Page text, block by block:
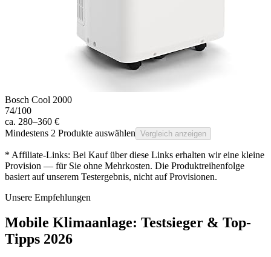
Bosch Cool 2000
74/100
ca. 280–360 €
Mindestens 2 Produkte auswählen Vergleich anzeigen
* Affiliate-Links: Bei Kauf über diese Links erhalten wir eine kleine
Provision — für Sie ohne Mehrkosten. Die Produktreihenfolge
basiert auf unserem Testergebnis, nicht auf Provisionen.
Unsere Empfehlungen
Mobile Klimaanlage: Testsieger & Top-
Tipps 2026